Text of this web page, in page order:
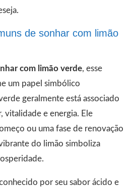
de sonhar com limão
com limão verde, esse
um papel simbólico
geralmente está associado
vitalidade e energia. Ele
ou uma fase de renovação
do limão simboliza
por seu sabor ácido e